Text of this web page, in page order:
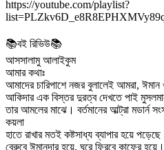
https://youtube.com/playlist?
📚বই রিভিউ📚
আসসালামু আলাইকুম
আমার কথাঃ
আমাদের চারিপাশে নজর বুলালেই আমরা, ঈমান
আকিদার এক বিস্তর দুরত্ব দেখতে পাই
তার আমলের মাঝে। বর্তমানের আল্ট্রা মডার্ন
কয়লা
হাতে রাখার মতই কষ্টসাধ্য ব্যাপার হয়ে
বেরুবে ঈমানদার হয়ে, ঘরে ফিরবে কাফের